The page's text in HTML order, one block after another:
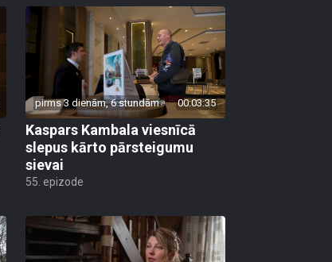
pirms 3 dienām, 6 stundām 00:03:35
Kaspars Kambala viesnīcā
slepus kārto pārsteigumu
sievai
55. epizode